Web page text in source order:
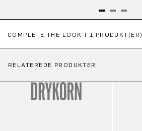
COMPLETE THE LOOK | 1 PRODUKT(ER)
RELATEREDE PRODUKTER